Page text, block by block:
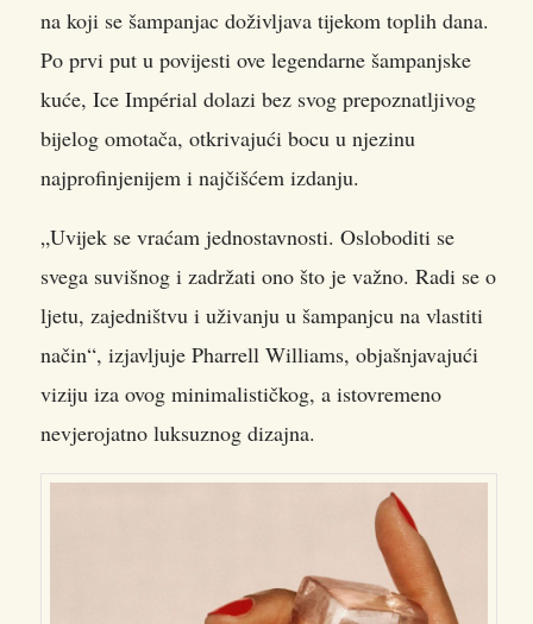
na koji se šampanjac doživljava tijekom toplih dana.
Po prvi put u povijesti ove legendarne šampanjske
kuće, Ice Impérial dolazi bez svog prepoznatljivog
bijelog omotača, otkrivajući bocu u njezinu
najprofinjenijem i najčišćem izdanju.
„Uvijek se vraćam jednostavnosti. Osloboditi se
svega suvišnog i zadržati ono što je važno. Radi se o
ljetu, zajedništvu i uživanju u šampanjcu na vlastiti
način“, izjavljuje Pharrell Williams, objašnjavajući
viziju iza ovog minimalističkog, a istovremeno
nevjerojatno luksuznog dizajna.